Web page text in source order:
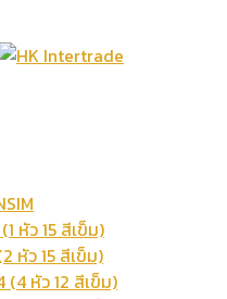
หัว 15 สีเข็ม)
หัว 15 สีเข็ม)
(4 หัว 12 สีเข็ม)